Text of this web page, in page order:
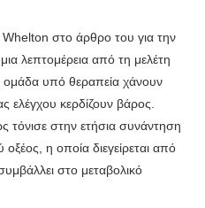
στο άρθρο του για την
λεπτομέρεια από τη μελέτη
ομάδα υπό θεραπεία χάνουν
ελέγχου κερδίζουν βάρος.
στην ετήσια συνάντηση
η οποία διεγείρεται από
στο μεταβολικό